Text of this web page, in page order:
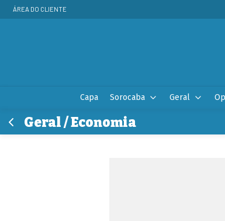
ÁREA DO CLIENTE
Capa Sorocaba Geral
Geral / Economia